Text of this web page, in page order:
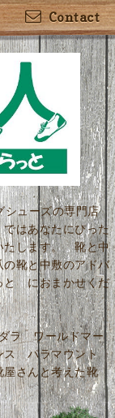
Contact
シューズの専門店
はあなたにぴった
たします。 靴と中
靴と中敷のアドバ
と におまかせくだ
ラ ワールドマー
ス パラマウント
さんと考えた靴